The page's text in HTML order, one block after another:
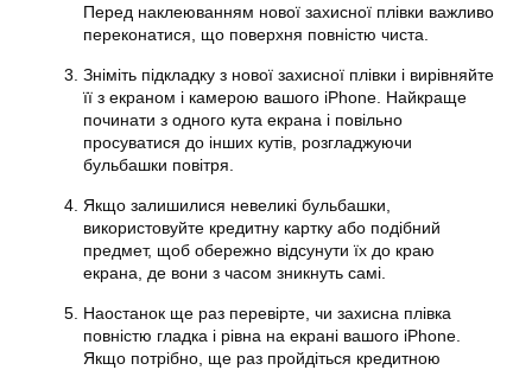
Перед наклеюванням нової захисної плівки важливо
переконатися, що поверхня повністю чиста.
Зніміть підкладку з нової захисної плівки і вирівняйте
її з екраном і камерою вашого iPhone. Найкраще
починати з одного кута екрана і повільно
просуватися до інших кутів, розгладжуючи
бульбашки повітря.
Якщо залишилися невеликі бульбашки,
використовуйте кредитну картку або подібний
предмет, щоб обережно відсунути їх до краю
екрана, де вони з часом зникнуть самі.
Наостанок ще раз перевірте, чи захисна плівка
повністю гладка і рівна на екрані вашого iPhone.
Якщо потрібно, ще раз пройдіться кредитною